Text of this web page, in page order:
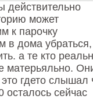
действительно
может
к парочку
в дома убраться,
а те кто
матерьяльно.
гдето слышал
осталось сейчас